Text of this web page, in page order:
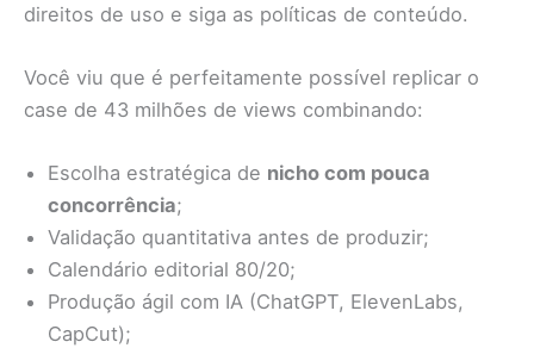
direitos de uso e siga as políticas de conteúdo.
Você viu que é perfeitamente possível replicar o
case de 43 milhões de views combinando:
Escolha estratégica de nicho com pouca
concorrência;
Validação quantitativa antes de produzir;
Calendário editorial 80/20;
Produção ágil com IA (ChatGPT, ElevenLabs,
CapCut);